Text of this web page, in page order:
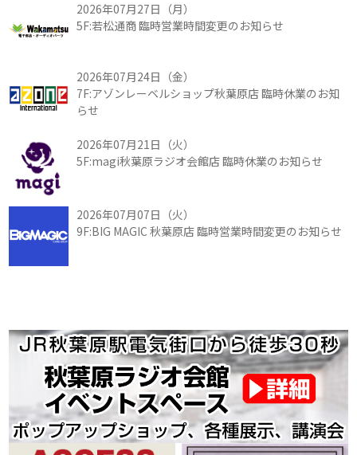
2026年07月27日（月）
5F:若松通商 臨時営業時間変更のお知らせ
2026年07月24日（金）
7F:アゾンレーベルショップ秋葉原店 臨時休業のお知
らせ
2026年07月21日（火）
5F:magi秋葉原ラジオ会館店 臨時休業のお知らせ
2026年07月07日（火）
9F:BIG MAGIC 秋葉原店 臨時営業時間変更のお知らせ